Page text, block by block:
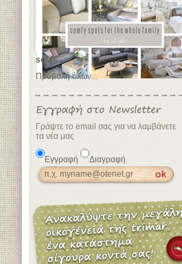
sofas
Προβολή όλων...
Γράψτε το email σας για να λαμβάνετε
τα νέα μας
Εγγραφή Διαγραφή